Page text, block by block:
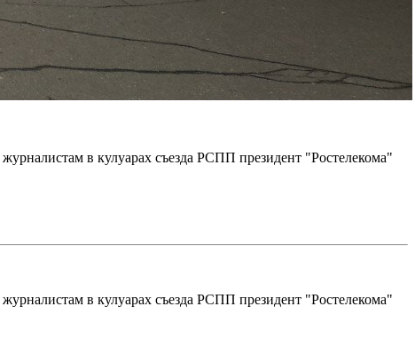
в кулуарах съезда РСПП президент "Ростелекома"
в кулуарах съезда РСПП президент "Ростелекома"